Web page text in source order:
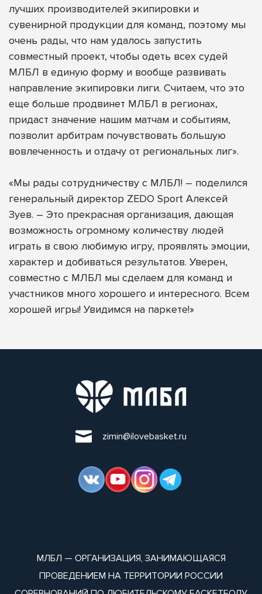
лучших производителей экипировки и
сувенирной продукции для команд, поэтому мы
очень рады, что нам удалось запустить
совместный проект, чтобы одеть всех судей
МЛБЛ в единую форму и вообще развивать
направление экипировки лиги. Считаем, что это
еще больше продвинет МЛБЛ в регионах,
придаст значение нашим матчам и событиям,
позволит арбитрам почувствовать большую
вовлеченность и отдачу от региональных лиг».
«Мы рады сотрудничеству с МЛБЛ! – поделился
генеральный директор ZEDO Sport Алексей
Зуев. – Это прекрасная организация, дающая
возможность огромному количеству людей
играть в свою любимую игру, проявлять эмоции,
характер и добиваться результатов. Уверен,
совместно с МЛБЛ мы сделаем для команд и
участников много хорошего и интересного. Всем
хорошей игры! Увидимся на паркете!»
zimin@ilovebasket.ru
МЛБЛ — ОРГАНИЗАЦИЯ, ЗАНИМАЮЩАЯСЯ
ПРОВЕДЕНИЕМ НА ТЕРРИТОРИИ РОССИИ